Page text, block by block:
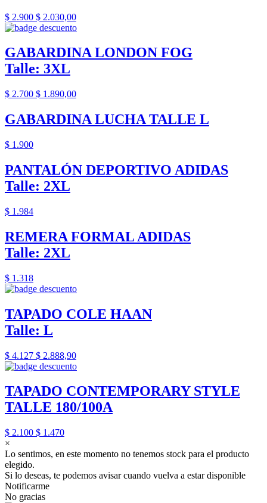
$ 2.900 $ 2.030,00
GABARDINA LONDON FOG
Talle: 3XL
$ 2.700 $ 1.890,00
GABARDINA LUCHA TALLE L
$ 1.900
PANTALÓN DEPORTIVO ADIDAS
Talle: 2XL
$ 1.984
REMERA FORMAL ADIDAS
Talle: 2XL
$ 1.318
TAPADO COLE HAAN
Talle: L
$ 4.127 $ 2.888,90
TAPADO CONTEMPORARY STYLE
TALLE 180/100A
$ 2.100 $ 1.470
×
Lo sentimos, en este momento no tenemos stock para el producto
elegido.
Si lo deseas, te podemos avisar cuando vuelva a estar disponible
Notificarme
No gracias